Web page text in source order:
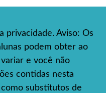
privacidade. Aviso: Os
podem obter ao
e você não
contidas nesta
substitutos de